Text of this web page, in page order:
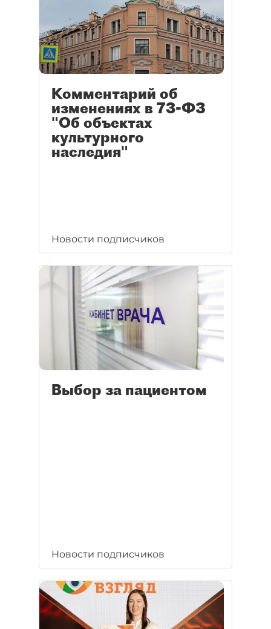
Комментарий об
изменениях в 73-ФЗ
"Об объектах
культурного
наследия"
Новости подписчиков
Выбор за пациентом
Новости подписчиков